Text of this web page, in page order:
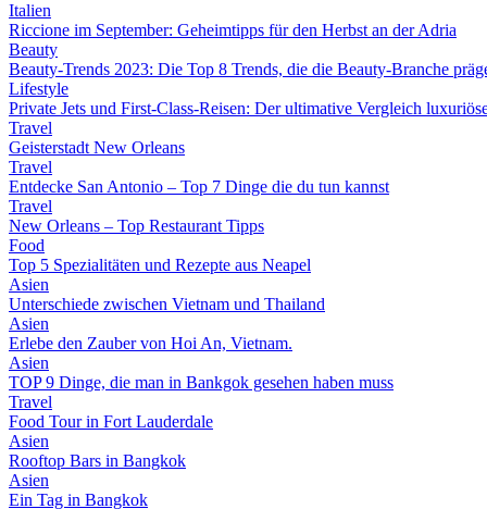
Italien
Riccione im September: Geheimtipps für den Herbst an der Adria
Beauty
Beauty-Trends 2023: Die Top 8 Trends, die die Beauty-Branche
Lifestyle
Private Jets und First-Class-Reisen: Der ultimative Vergleich
Travel
Geisterstadt New Orleans
Travel
Entdecke San Antonio – Top 7 Dinge die du tun kannst
Travel
New Orleans – Top Restaurant Tipps
Food
Top 5 Spezialitäten und Rezepte aus Neapel
Asien
Unterschiede zwischen Vietnam und Thailand
Asien
Erlebe den Zauber von Hoi An, Vietnam.
Asien
TOP 9 Dinge, die man in Bankgok gesehen haben muss
Travel
Food Tour in Fort Lauderdale
Asien
Rooftop Bars in Bangkok
Asien
Ein Tag in Bangkok